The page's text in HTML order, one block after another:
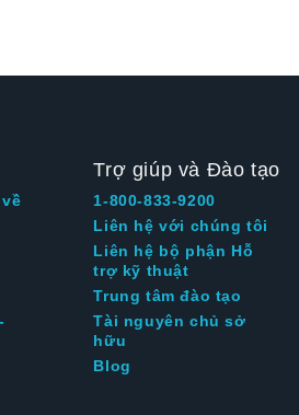
Trợ giúp và Đào tạo
1-800-833-9200
Liên hệ với chúng tôi
Liên hệ bộ phận Hỗ
trợ kỹ thuật
Trung tâm đào tạo
Tài nguyên chủ sở
hữu
Blog